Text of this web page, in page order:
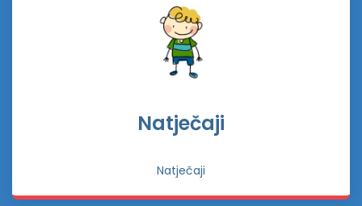
Natječaji
Natječaji